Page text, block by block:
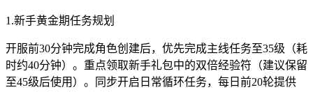
1.新手黄金期任务规划
开服前30分钟完成角色创建后，优先完成主线任务至35级（耗
时约40分钟）。重点领取新手礼包中的双倍经验符（建议保留
至45级后使用）。同步开启日常循环任务，每日前20轮提供